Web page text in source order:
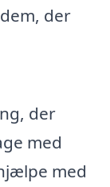
der
der
med
med